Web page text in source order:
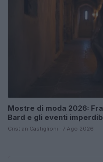
Mostre di moda 2026:
Bard e gli eventi
Cristian Castiglioni · 7 Ago 2026